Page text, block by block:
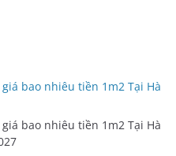
bao nhiêu tiền 1m2 Tại Hà
bao nhiêu tiền 1m2 Tại Hà